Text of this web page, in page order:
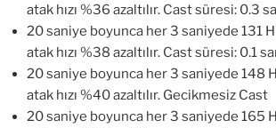
atak hızı %36 azaltılır. Cast süresi: 0.3
20 saniye boyunca her 3 saniyede 131
atak hızı %38 azaltılır. Cast süresi: 0.1
20 saniye boyunca her 3 saniyede 148
atak hızı %40 azaltılır. Gecikmesiz Cast
20 saniye boyunca her 3 saniyede 165